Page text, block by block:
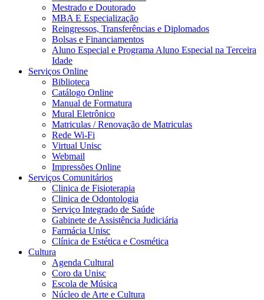
Mestrado e Doutorado
MBA E Especialização
Reingressos, Transferências e Diplomados
Bolsas e Financiamentos
Aluno Especial e Programa Aluno Especial na Terceira
Idade
Serviços Online
Biblioteca
Catálogo Online
Manual de Formatura
Mural Eletrônico
Matriculas / Renovação de Matriculas
Rede Wi-Fi
Virtual Unisc
Webmail
Impressões Online
Serviços Comunitários
Clinica de Fisioterapia
Clinica de Odontologia
Serviço Integrado de Saúde
Gabinete de Assistência Judiciária
Farmácia Unisc
Clínica de Estética e Cosmética
Cultura
Agenda Cultural
Coro da Unisc
Escola de Música
Núcleo de Arte e Cultura